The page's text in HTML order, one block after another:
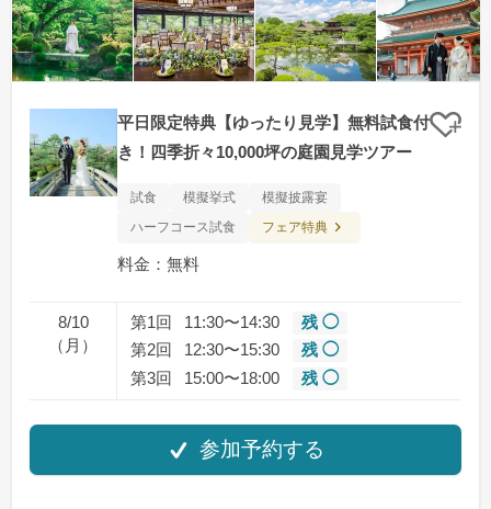
平日限定特典【ゆったり見学】無料試食付
き！四季折々10,000坪の庭園見学ツアー
クリ
試食 模擬挙式
模擬披露宴
ハーフコース試食
フェア特典
料金：無料
8/10
（月）
第1回 11:30〜14:30
残 ◯
第2回
12:30〜15:30
残 ◯
第3回
15:00〜18:00 残 ◯
参加予約する